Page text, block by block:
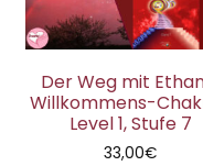
Der Weg mit
Willkommens-
Level 1, Stufe 7
33,00€